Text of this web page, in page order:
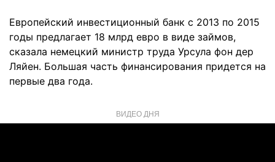
Европейский инвестиционный банк с 2013 по 2015
годы предлагает 18 млрд евро в виде займов,
сказала немецкий министр труда Урсула фон дер
Ляйен. Большая часть финансирования придется на
первые два года.
ВИДЕО ДНЯ